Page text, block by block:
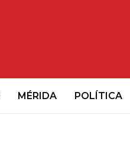
MÉRIDA POLÍTICA